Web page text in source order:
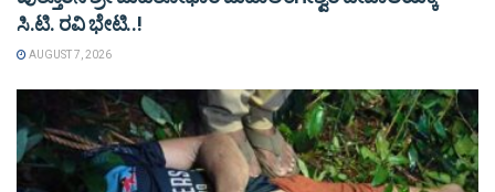
ಸಿ.ಟಿ. ರವಿ ಭೇಟಿ..!
AUGUST 7, 2026